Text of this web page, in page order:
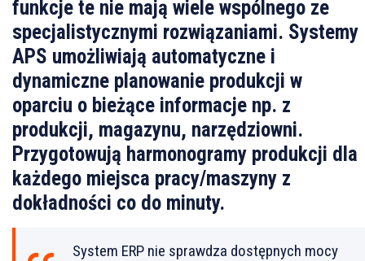
funkcje te nie mają wiele wspólnego ze
specjalistycznymi rozwiązaniami. Systemy
APS umożliwiają automatyczne i
dynamiczne planowanie produkcji w
oparciu o bieżące informacje np. z
produkcji, magazynu, narzędziowni.
Przygotowują harmonogramy produkcji dla
każdego miejsca pracy/maszyny z
dokładności co do minuty.
System ERP nie sprawdza dostępnych mocy